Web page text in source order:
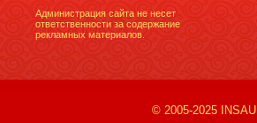
Администрация сайта не несет
ответственности за содержание
рекламных материалов.
© 2005-2025